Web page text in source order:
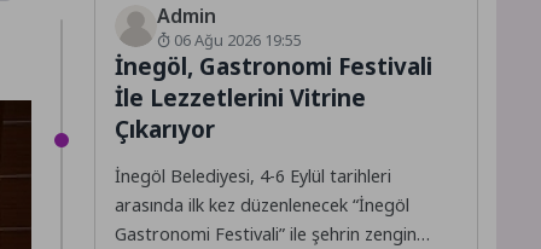
Admin
06 Ağu 2026 19:55
İnegöl, Gastronomi Festivali
İle Lezzetlerini Vitrine
Çıkarıyor
İnegöl Belediyesi, 4-6 Eylül tarihleri
arasında ilk kez düzenlenecek “İnegöl
Gastronomi Festivali” ile şehrin zengin